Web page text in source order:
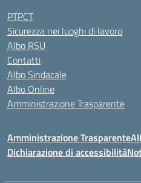
PTPCT
Sicurezza nei luoghi di lavoro
Albo RSU
Contatti
Albo Sindacale
Albo Online
Amministrazione Trasparente
Amministrazione Trasparente
Dichiarazione di accessibilità